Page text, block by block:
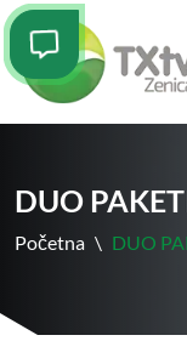
DUO
Početna \ DUO